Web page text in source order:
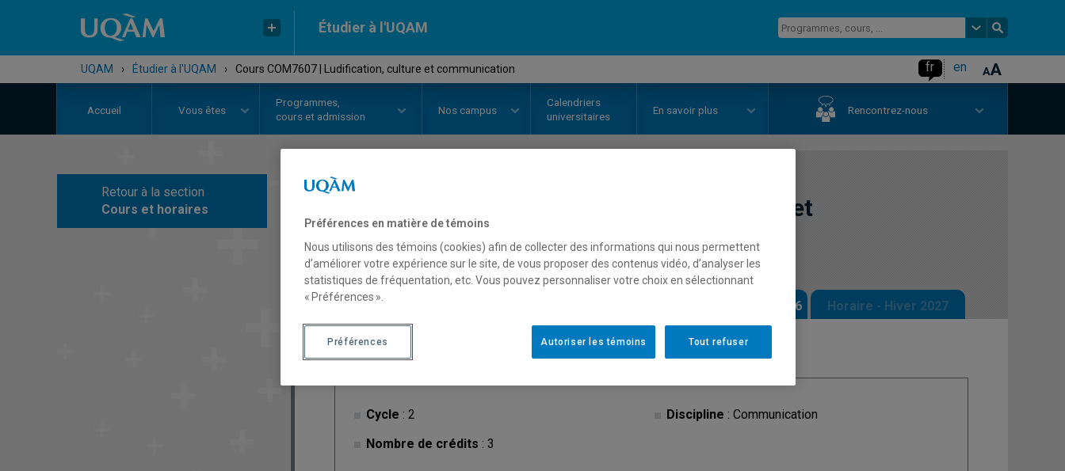
Étudier à l'UQAM
UQAM › Étudier à l'UQAM › Cours COM7607 | Ludification, culture et communication fr en
Accueil Vous êtes
Programmes,
cours et admission
Nos campus
Calendriers
universitaires
En savoir plus Rencontrez-nous
Retour à la section
Cours et horaires
Ludification, culture et
communication
Description Horaire - Automne 2026 Horaire - Hiver 2027
Cycle : 2
Nombre de crédits : 3
Discipline : Communication
Préférences en matière de témoins
Nous utilisons des témoins (cookies) afin de collecter des informations qui nous permettent
d’améliorer votre expérience sur le site, de vous proposer des contenus vidéo, d’analyser les
statistiques de fréquentation, etc. Vous pouvez personnaliser votre choix en sélectionnant
« Préférences ».
Tout refuser
Autoriser les témoins
Préférences